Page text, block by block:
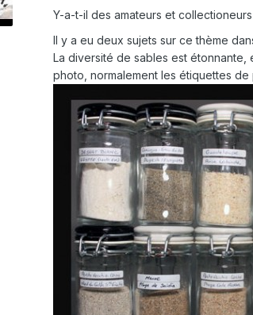
Y-a-t-il des amateurs et
Il y a eu deux sujets sur ce thème
La diversité de sables est
photo, normalement les étiquettes